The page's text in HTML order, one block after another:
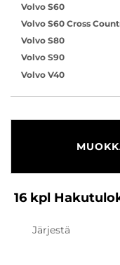
Volvo S60
Volvo S60 Cross
Volvo S80
Volvo S90
Volvo V40
16 kpl
Järjestä